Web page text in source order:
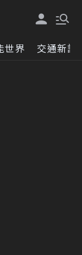
世界 交通新訊